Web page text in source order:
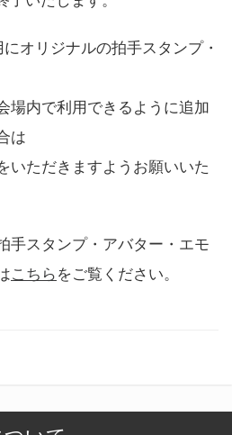
オリジナルの拍手スタンプ・
場内で利用できるように追加
は
いただきますようお願いいた
手スタンプ・アバター・エモ
こちら をご覧ください。